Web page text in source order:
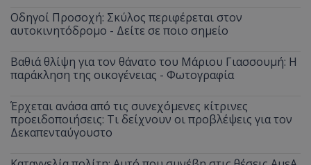
Οδηγοί Προσοχή: Σκύλος περιφέρεται στον
αυτοκινητόδρομο - Δείτε σε ποιο σημείο
Βαθιά θλίψη για τον θάνατο του Μάριου Γιασσουμή: Η
παράκληση της οικογένειας - Φωτογραφία
Έρχεται ανάσα από τις συνεχόμενες κίτρινες
προειδοποιήσεις: Τι δείχνουν οι προβλέψεις για τον
Δεκαπενταύγουστο